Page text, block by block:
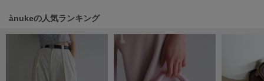
made of Organics
メイドオブオーガニクス
MICHU COQUETTE
ミチュ コケット
ànukeの人気ランキング